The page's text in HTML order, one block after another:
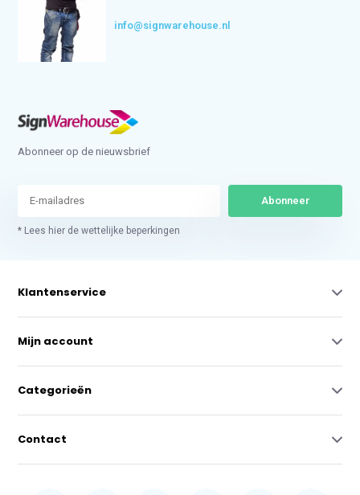
info@signwarehouse.nl
Abonneer op de nieuwsbrief
Abonneer
* Lees hier de wettelijke beperkingen
Klantenservice
Mijn account
Categorieën
Contact